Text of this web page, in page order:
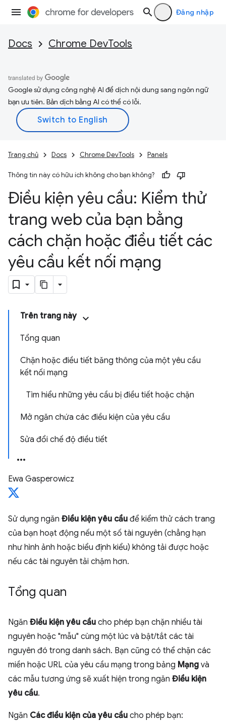
Đăng nhập
Docs Chrome DevTools
Google sử dụng công nghệ AI để dịch nội dung sang ngôn ngữ
bạn ưu tiên. Bản dịch bằng AI có thể có lỗi.
Trang chủ Docs Chrome DevTools Panels
Thông tin này có hữu ích không cho bạn không?
Điều kiện yêu cầu: Kiểm thử
trang web của bạn bằng
cách chặn hoặc điều tiết các
yêu cầu kết nối mạng
Trên trang này
Tổng quan
Chặn hoặc điều tiết băng thông của một yêu cầu
kết nối mạng
Tìm hiểu những yêu cầu bị điều tiết hoặc chặn
Mở ngăn chứa các điều kiện của yêu cầu
Sửa đổi chế độ điều tiết
Ewa Gasperowicz
Sử dụng ngăn Điều kiện yêu cầu để kiểm thử cách trang
của bạn hoạt động nếu một số tài nguyên (chẳng hạn
như hình ảnh hoặc biểu định kiểu) không tải được hoặc
nếu các tài nguyên tải chậm hơn.
Tổng quan
Ngăn Điều kiện yêu cầu cho phép bạn chặn nhiều tài
nguyên hoặc "mẫu" cùng một lúc và bật/tắt các tài
nguyên đó trong danh sách. Bạn cũng có thể chặn các
miền hoặc URL của yêu cầu mạng trong bảng Mạng và
các mẫu tương ứng sẽ xuất hiện trong ngăn Điều kiện
yêu cầu.
Ngăn Các điều kiện của yêu cầu cho phép bạn: